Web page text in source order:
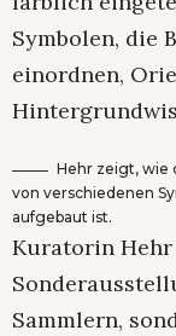
Symbolen, die
einordnen,
Hehr zeigt, wie
von verschiedenen
aufgebaut ist.
Kuratorin Hehr
Sammlern,